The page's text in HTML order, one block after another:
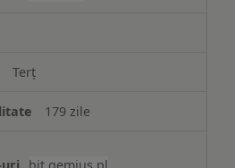
Terț
179 zile